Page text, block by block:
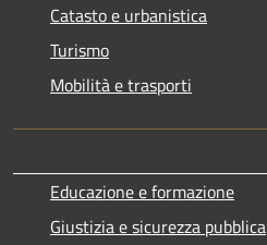
Catasto e urbanistica
Turismo
Mobilità e trasporti
Educazione e formazione
Giustizia e sicurezza pubblica